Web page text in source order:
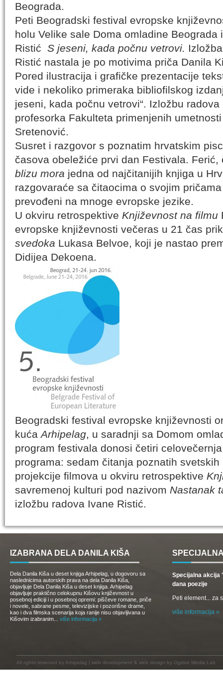
Beograda.
Peti Beogradski festival evropske
holu Velike sale Doma omladine Beograda
Ristić S jeseni, kada počnu vetrovi.
Ristić nastala je po motivima priča Danila
Pored ilustracija i grafičke prezentacije
vide i nekoliko primeraka bibliofilskog
jeseni, kada počnu vetrovi“. Izložbu
profesorka Fakulteta primenjenih
Sretenović.
Susret i razgovor s poznatim hrvatskim
časova obeležiće prvi dan Festivala.
blizu mora jedna od najčitanijih knjiga u
razgovaraće sa čitaocima o svojim
prevođeni na mnoge evropske jezike.
U okviru retrospektive Književnost na filmu
evropske književnosti večeras u 21 čas
svedoka Lukasa Belvoe, koji je nastao
Didijea Dekoena.
Beogradski festival evropske književnosti
kućaArhipelag, u saradnji sa Domom
program festivala donosi četiri
programa: sedam čitanja poznatih
projekcije filmova u okviru retrospektive
savremenoj kulturi pod nazivom Nastanak
izložbu radova Ivane Ristić.
IZABRANA DELA DANILA KIŠA
Dela Danila Kiša u deset knjiga Arhipelag, u dogovoru sa
naslednicima autorskih prava na dela Danila Kiša,
objavljuje Dela Danila Kiša u deset knjiga. Arhipelag
objavljuje praktično celokupnu Kišovu književnost u
posebnoj ediciji i u posebnoj opremi: piščeve romane, priče
i novele, sabrane pesme, televizijske i pozorišne drame,
kao i dva filmska scenarija koja ranije nisu objavljivana u
Kišovim izabranim... više informacija »
Specijalna akcija
dana poezije
Peti element... za
više informacija »
All rights reserved by Arhipelag | web development & web design by Ogitive Media Lab